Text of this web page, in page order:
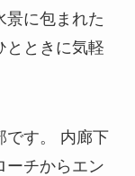
景に包まれた
とときに気軽
です。 内廊下
ーチからエン